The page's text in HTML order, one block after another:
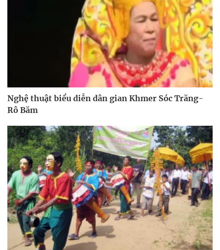
Nghệ thuật biểu diễn dân gian Khmer Sóc Trăng-
Rô Băm